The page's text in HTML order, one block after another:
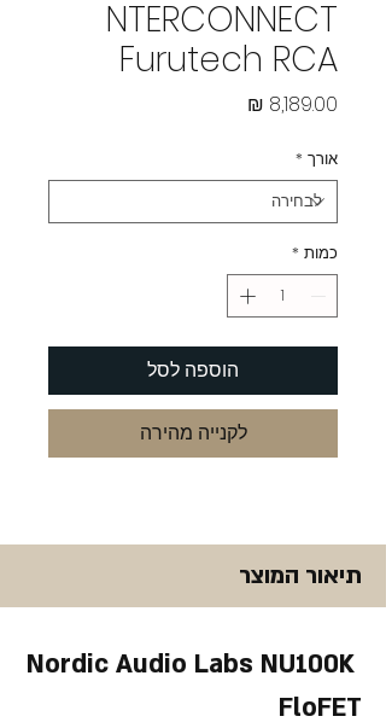
NTERCONNECT
Furutech RCA
אורך *
כמות *
הוספה לסל
לקנייה מהירה
תיאור המוצר
Nordic Audio Labs NU100K
FloFET